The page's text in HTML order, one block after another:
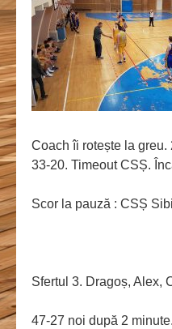
Coach îi rotește la greu.
33-20. Timeout CSȘ.
Scor la pauză : CSȘ
Sfertul 3. Dragoș, Alex,
47-27 noi după 2